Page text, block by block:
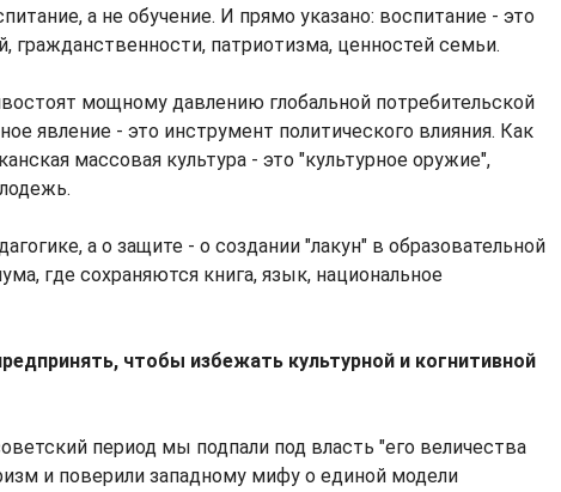
а не обучение. И прямо указано: воспитание - это
гражданственности, патриотизма, ценностей семьи.
мощному давлению глобальной потребительской
явление - это инструмент политического влияния. Как
массовая культура - это "культурное оружие",
а о защите - о создании "лакун" в образовательной
где сохраняются книга, язык, национальное
чтобы избежать культурной и когнитивной
период мы подпали под власть "его величества
и поверили западному мифу о единой модели